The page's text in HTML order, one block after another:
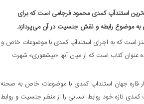
استندآپ کمدی محمود فرجامی است که برای
به موضوع رابطه و نقش جنسیت در آن می‌پردازد.
است که به اجرای استندآپ ‌کمدی با موضوعات خاص و
عنوان کتاب است که از میان آنها «بیشعوری» شهرت
قاره جهان استنداپ کمدی با موضوعات خاص به صحنه
کمدی تازه خود روابط انسانی را از منظر جنسیت و روابط